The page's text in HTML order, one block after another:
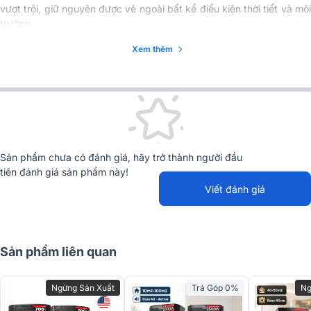
Đầu nói I/O INPUT1
Kích thước (RxCxS) 500x343x454mm
16.5kg
vượt trội, giữ nguyên được vẻ ngoài bất kể điều kiện thời tiết và môi
trường.
Xem thêm
Sản phẩm chưa có đánh giá, hãy trở thành người đầu
tiên đánh giá sản phẩm này!
Viết đánh giá
Sản phẩm liên quan
Ngừng Sản Xuất Trả Góp 0%